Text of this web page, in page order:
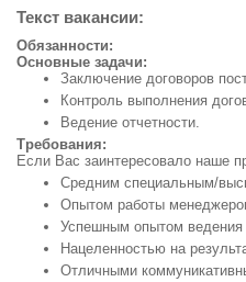
Текст вакансии:
Обязанности:
Основные задачи:
Заключение договоров
Контроль выполнения
Ведение отчетности.
Требования:
Если Вас заинтересовало наше
Средним специальным/
Опытом работы
Успешным опытом ведения
Нацеленностью на
Отличными